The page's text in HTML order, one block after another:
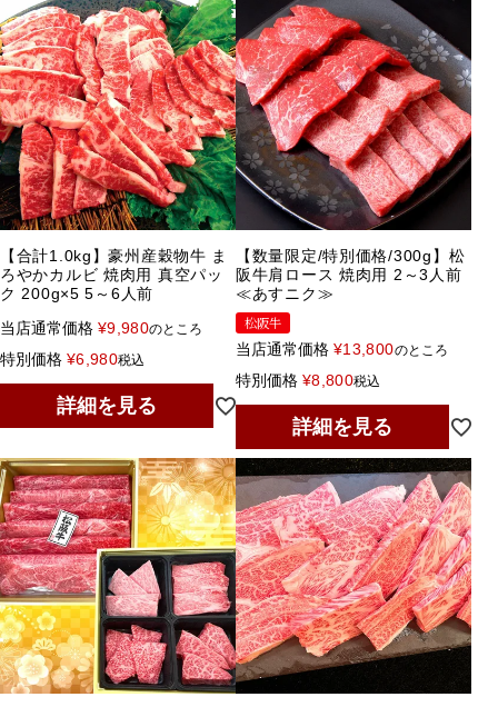
【合計1.0kg】豪州産穀物牛 ま
ろやかカルビ 焼肉用 真空パッ
ク 200g×5 5～6人前
当店通常価格 ¥9,980のところ
特別価格 ¥6,980税込
詳細を見る
【数量限定/特別価格/300g】松
阪牛肩ロース 焼肉用 2～3人前
≪あすニク≫
松阪牛
当店通常価格 ¥13,800のところ
特別価格 ¥8,800税込
詳細を見る